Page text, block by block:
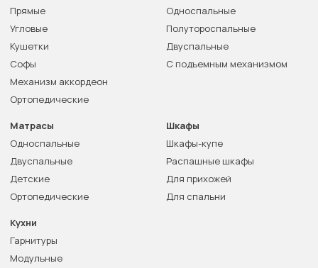
Прямые
Угловые
Кушетки
Софы
Механизм аккордеон
Ортопедические
Односпальные
Полутороспальные
Двуспальные
С подъемным механизмом
Матрасы
Односпальные
Двуспальные
Детские
Ортопедические
Шкафы
Шкафы-купе
Распашные шкафы
Для прихожей
Для спальни
Кухни
Гарнитуры
Модульные